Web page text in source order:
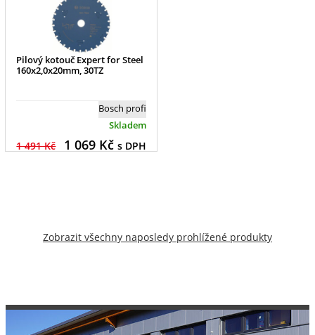
Pilový kotouč Expert for Steel
160x2,0x20mm, 30TZ
Bosch profi
Skladem
1 491 Kč 1 069Kč s DPH
Zobrazit všechny naposledy prohlížené produkty